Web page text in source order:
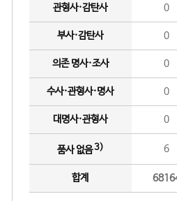
관형사·감탄사 0
부사·감탄사 0
의존 명사·조사 0
수사·관형사·명사 0
대명사·관형사 0
품사 없음3) 6
합계